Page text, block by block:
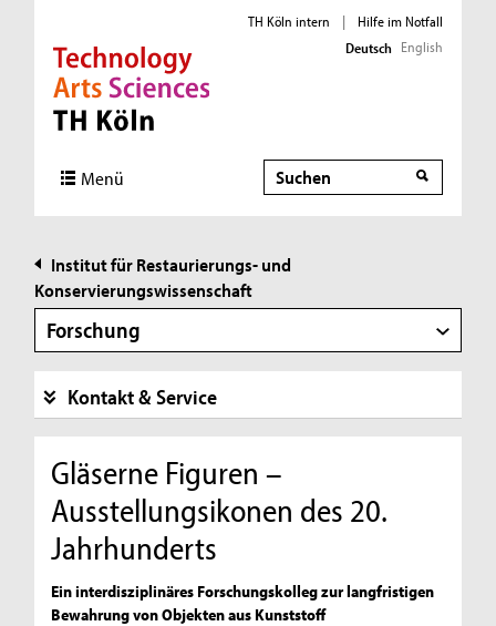
Direkt zur Hauptnavigation
Direkt zur Subnavigation
Direkt zum Inhalt
Direkt zum Fußbereich
TH Köln intern |
Hilfe im Notfall
Deutsch English
Menü Suche
Suche
Institut für Restaurierungs- und
Konservierungswissenschaft
Forschung
Kontakt & Service
Gläserne Figuren –
Ausstellungsikonen des 20.
Jahrhunderts
Ein interdisziplinäres Forschungskolleg zur langfristigen
Bewahrung von Objekten aus Kunststoff